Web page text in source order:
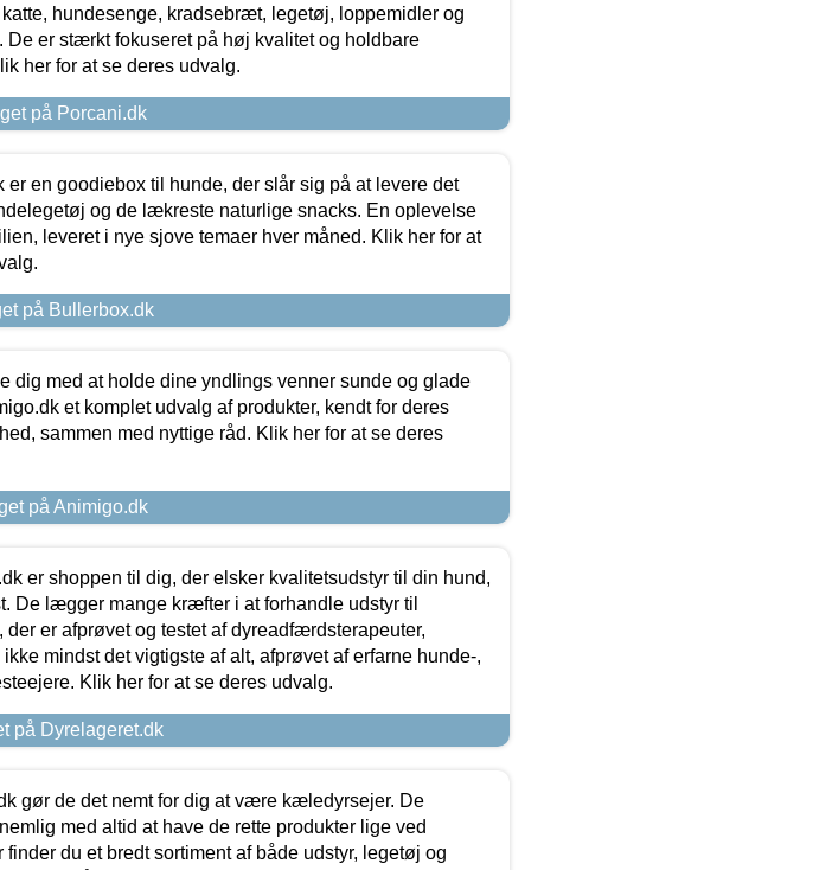
hundesenge, kradsebræt, legetøj, loppemidler og
De er stærkt fokuseret på høj kvalitet og holdbare
her for at se deres udvalg.
på Porcani.dk
er en goodiebox til hunde, der slår sig på at levere det
og de lækreste naturlige snacks. En oplevelse
leveret i nye sjove temaer hver måned. Klik her for at
på Bullerbox.dk
dig med at holde dine yndlings venner sunde og glade
et komplet udvalg af produkter, kendt for deres
sammen med nyttige råd. Klik her for at se deres
på Animigo.dk
er shoppen til dig, der elsker kvalitetsudstyr til din hund,
De lægger mange kræfter i at forhandle udstyr til
er afprøvet og testet af dyreadfærdsterapeuter,
mindst det vigtigste af alt, afprøvet af erfarne hunde-,
Klik her for at se deres udvalg.
på Dyrelageret.dk
gør de det nemt for dig at være kæledyrsejer. De
med altid at have de rette produkter lige ved
finder du et bredt sortiment af både udstyr, legetøj og